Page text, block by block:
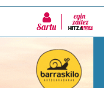
Sartu